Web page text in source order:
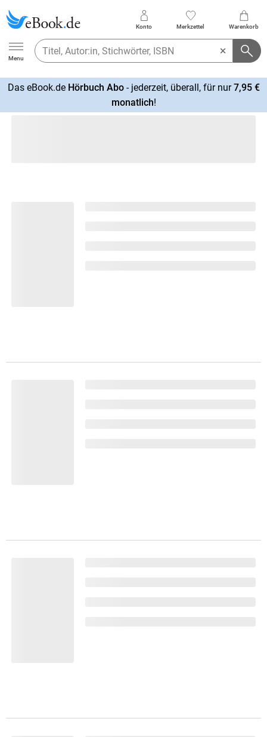
Ebook.de
Menu
Konto Merkzettel Warenkorb
Das eBook.de Hörbuch Abo- jederzeit, überall, für nur7,95 €
monatlich!